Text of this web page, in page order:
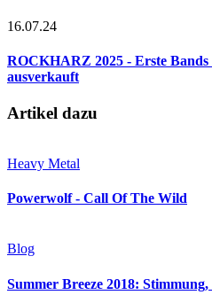
16.07.24
ROCKHARZ 2025 - Erste
ausverkauft
Artikel dazu
Heavy Metal
Powerwolf - Call Of The Wild
Blog
Summer Breeze 2018: